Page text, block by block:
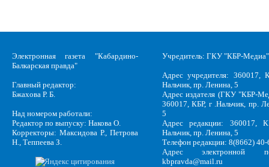
Электронная газета "Кабардино-
Балкарская правда"
Главный редактор:
Бжахова Р. Б.
Над номером работали:
Редактор по выпуску: Накова О.
Корректоры: Максидова Р., Петрова
Н., Теппеева З.
Учредитель: ГКУ "КБР-Медиа"
Адрес учредителя: 360017,
Нальчик, пр. Ленина, 5
Адрес издателя (ГКУ "КБР-
360017, КБР, г .Нальчик, пр.
5
Адрес редакции: 360017,
Нальчик, пр. Ленина, 5
Телефон редакции: 8(8662)
Адрес электронной
kbpravda@mail.ru